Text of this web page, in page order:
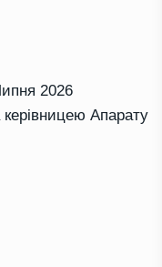
2026
керівницею Апарату